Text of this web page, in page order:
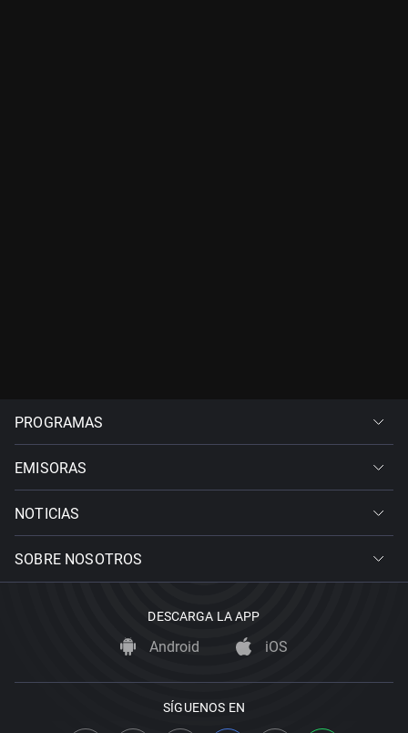
PROGRAMAS
EMISORAS
NOTICIAS
SOBRE NOSOTROS
DESCARGA LA APP
Android iOS
SÍGUENOS EN